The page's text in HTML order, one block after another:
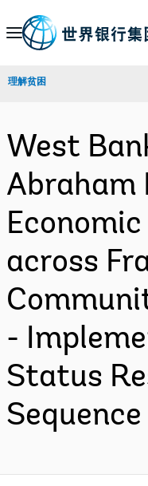
Skip
Navigation
理解贫困
West
Abraham
across
-
Status